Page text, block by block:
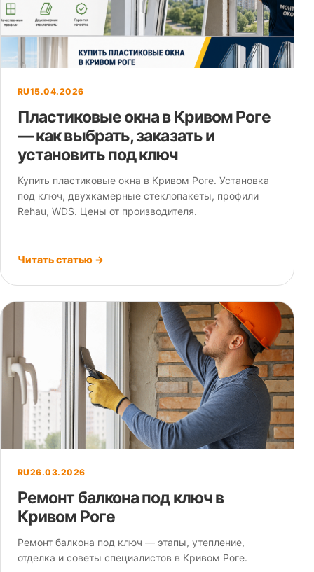
RU15.04.2026
Пластиковые окна в Кривом Роге
— как выбрать, заказать и
установить под ключ
Купить пластиковые окна в Кривом Роге. Установка
под ключ, двухкамерные стеклопакеты, профили
Rehau, WDS. Цены от производителя.
Читать статью →
RU26.03.2026
Ремонт балкона под ключ в
Кривом Роге
Ремонт балкона под ключ — этапы, утепление,
отделка и советы специалистов в Кривом Роге.